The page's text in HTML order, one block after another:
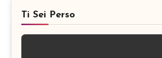
Ti Sei Perso